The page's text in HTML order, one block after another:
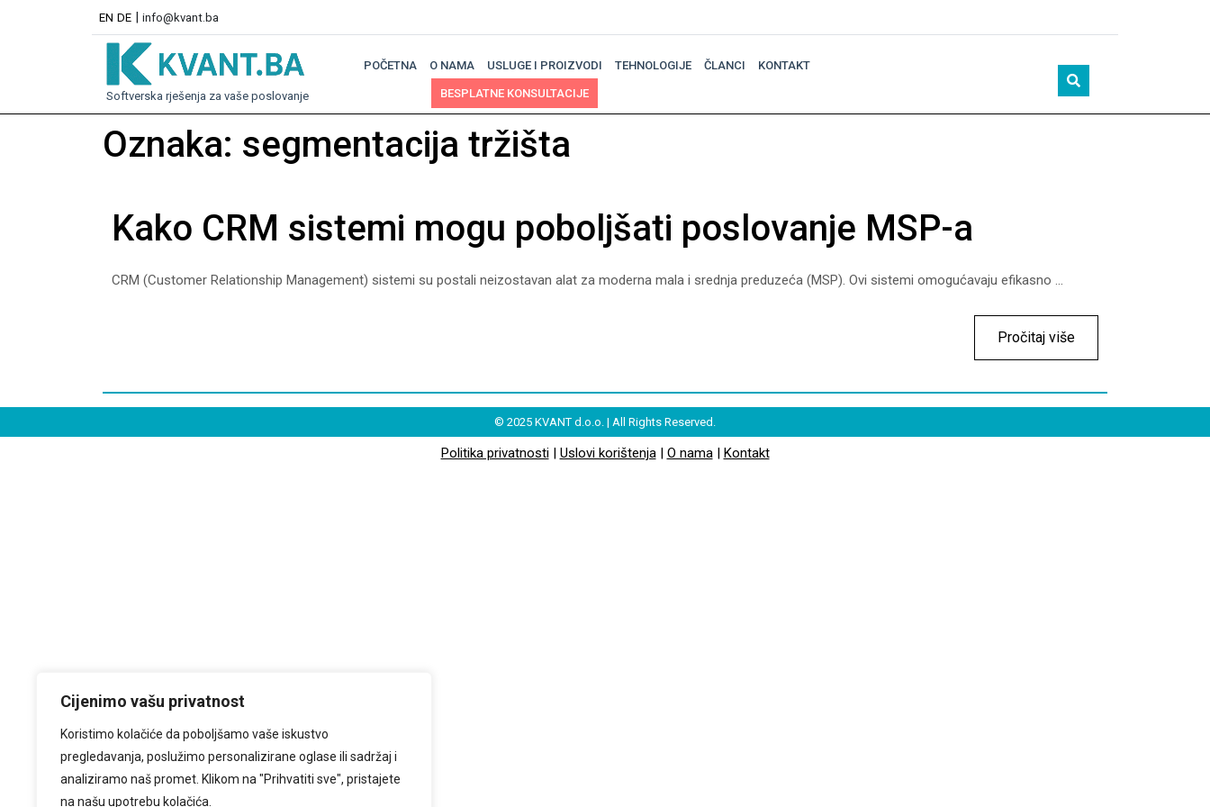
Cijenimo vašu privatnost
Koristimo kolačiće da poboljšamo vaše iskustvo
pregledavanja, poslužimo personalizirane oglase ili sadržaj i
analiziramo naš promet. Klikom na "Prihvatiti sve", pristajete
na našu upotrebu kolačića.
EN DE | info@kvant.ba
Softverska rješenja za vaše poslovanje
POČETNA O NAMA USLUGE I PROIZVODI TEHNOLOGIJE ČLANCI KONTAKT
BESPLATNE KONSULTACIJE
Oznaka: segmentacija tržišta
Kako CRM sistemi mogu poboljšati poslovanje MSP-a
CRM (Customer Relationship Management) sistemi su postali neizostavan alat za moderna mala i srednja preduzeća (MSP). Ovi sistemi omogućavaju efikasno ...
Pročitaj više
© 2025 KVANT d.o.o. | All Rights Reserved.
Politika privatnosti| Uslovi korištenja| O nama| Kontakt